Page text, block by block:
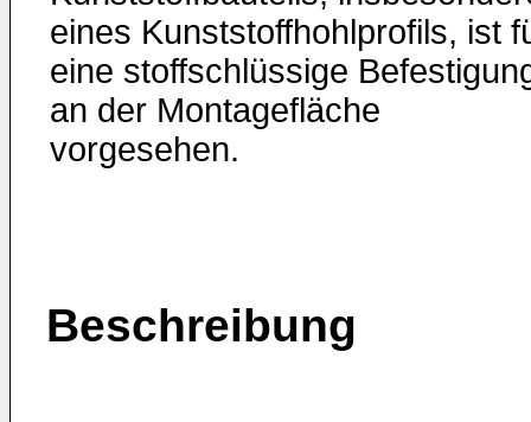
eines Kunststoffhohlprofils, ist
eine stoffschlüssige
an der Montagefläche
vorgesehen.
Beschreibung